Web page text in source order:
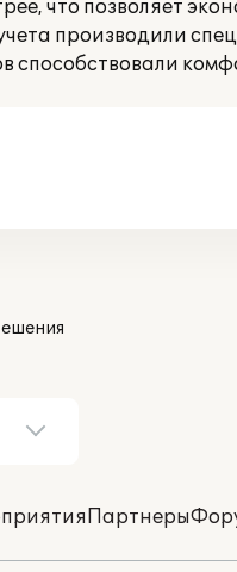
что позволяет
производили
способствовали
Партнеры